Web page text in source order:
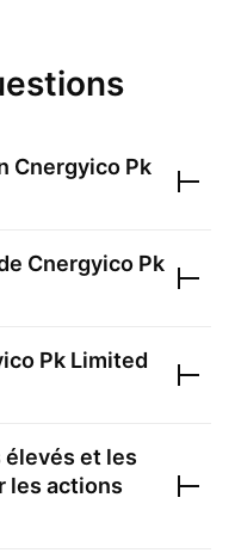
Cnergyico Pk
Cnergyico Pk
Pk Limited
élevés et les
les actions